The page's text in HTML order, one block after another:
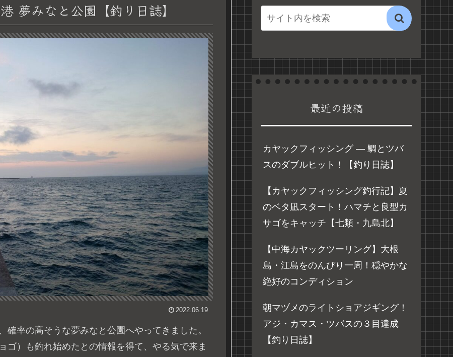
夢みなと公園【釣り日誌】
2022.06.19
率の高そうな夢みなと公園へやってきました。
ゴ）も釣れ始めたとの情報を得て、やる気で来ま
最近の投稿
カヤックフィッシング ― 鯛とツバ
スのダブルヒット！【釣り日誌】
【カヤックフィッシング釣行記】夏
のベタ凪スタート！ハマチと良型カ
サゴをキャッチ【七類・九島北】
【中海カヤックツーリング】大根
島・江島をのんびり一周！穏やかな
絶好のコンディション
朝マヅメのライトショアジギング！
アジ・カマス・ツバスの３目達成
【釣り日誌】